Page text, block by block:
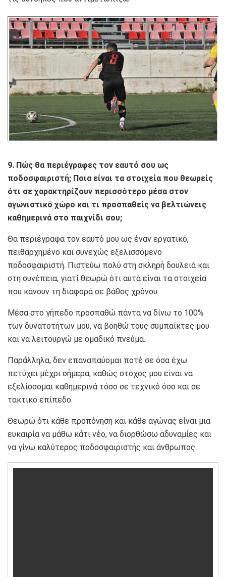
9. Πώς θα περιέγραφες τον εαυτό σου ως
ποδοσφαιριστή; Ποια είναι τα στοιχεία που θεωρείς
ότι σε χαρακτηρίζουν περισσότερο μέσα στον
αγωνιστικό χώρο και τι προσπαθείς να βελτιώνεις
καθημερινά στο παιχνίδι σου;
Θα περιέγραφα τον εαυτό μου ως έναν εργατικό,
πειθαρχημένο και συνεχώς εξελισσόμενο
ποδοσφαιριστή. Πιστεύω πολύ στη σκληρή δουλειά και
στη συνέπεια, γιατί θεωρώ ότι αυτά είναι τα στοιχεία
που κάνουν τη διαφορά σε βάθος χρόνου.
Μέσα στο γήπεδο προσπαθώ πάντα να δίνω το 100%
των δυνατοτήτων μου, να βοηθώ τους συμπαίκτες μου
και να λειτουργώ με ομαδικό πνεύμα.
Παράλληλα, δεν επαναπαύομαι ποτέ σε όσα έχω
πετύχει μέχρι σήμερα, καθώς στόχος μου είναι να
εξελίσσομαι καθημερινά τόσο σε τεχνικό όσο και σε
τακτικό επίπεδο.
Θεωρώ ότι κάθε προπόνηση και κάθε αγώνας είναι μια
ευκαιρία να μάθω κάτι νέο, να διορθώσω αδυναμίες και
να γίνω καλύτερος ποδοσφαιριστής και άνθρωπος.